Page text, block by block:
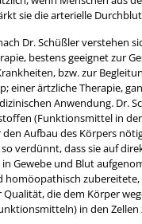
sie die arterielle
Dr. Schüßler verstehen
bestens geeignet zur
bzw. zur
einer ärtzliche Therapie,
Anwendung. Dr.
(Funktionsmittel in
Aufbau des Körpers
verdünnt, dass sie auf
Gewebe und Blut
homöopathisch
die dem Körper
in den